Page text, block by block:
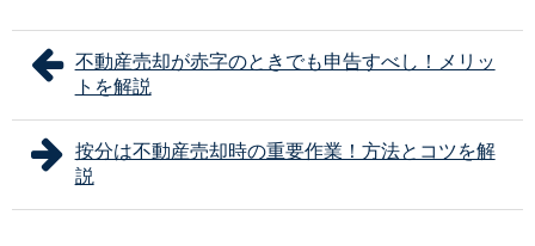
不動産売却が赤字のときでも申告すべし！メリッ
トを解説
按分は不動産売却時の重要作業！方法とコツを解
説